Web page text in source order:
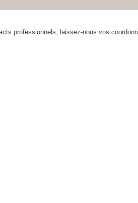
professionnels, laissez-nous vos